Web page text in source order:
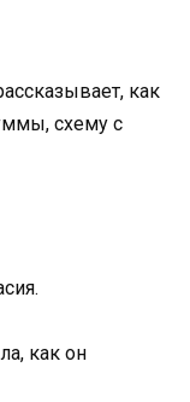
как
схему с
как он